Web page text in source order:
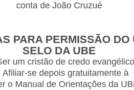
conta de João Cruzué
PARA PERMISSÃO DO
SELO DA UBE
um cristão de credo evangélico
Afiliar-se depois gratuitamente à
o Manual de Orientações da